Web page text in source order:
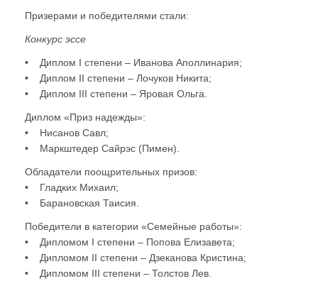
Призерами и победителями стали:
Конкурс эссе
• Диплом I степени – Иванова Аполлинария;
• Диплом II степени – Лочуков Никита;
• Диплом III степени – Яровая Ольга.
Диплом «Приз надежды»:
• Нисанов Савл;
• Маркштедер Сайрэс (Пимен).
Обладатели поощрительных призов:
• Гладких Михаил;
• Барановская Таисия.
Победители в категории «Семейные работы»:
• Дипломом I степени – Попова Елизавета;
• Дипломом II степени – Дзеканова Кристина;
• Дипломом III степени – Толстов Лев.